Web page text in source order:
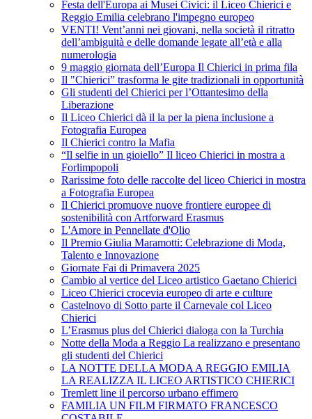
Festa dell'Europa ai Musei Civici: il Liceo Chierici e
Reggio Emilia celebrano l'impegno europeo
VENTI! Vent’anni nei giovani, nella società il ritratto
dell’ambiguità e delle domande legate all’età e alla
numerologia
9 maggio giornata dell’Europa Il Chierici in prima fila
Il "Chierici” trasforma le gite tradizionali in opportunità
Gli studenti del Chierici per l’Ottantesimo della
Liberazione
Il Liceo Chierici dà il la per la piena inclusione a
Fotografia Europea
Il Chierici contro la Mafia
“Il selfie in un gioiello” Il liceo Chierici in mostra a
Forlimpopoli
Rarissime foto delle raccolte del liceo Chierici in mostra
a Fotografia Europea
Il Chierici promuove nuove frontiere europee di
sostenibilità con Artforward Erasmus
L'Amore in Pennellate d'Olio
Il Premio Giulia Maramotti: Celebrazione di Moda,
Talento e Innovazione
Giornate Fai di Primavera 2025
Cambio al vertice del Liceo artistico Gaetano Chierici
Liceo Chierici crocevia europeo di arte e culture
Castelnovo di Sotto parte il Carnevale col Liceo
Chierici
L’Erasmus plus del Chierici dialoga con la Turchia
Notte della Moda a Reggio La realizzano e presentano
gli studenti del Chierici
LA NOTTE DELLA MODA A REGGIO EMILIA
LA REALIZZA IL LICEO ARTISTICO CHIERICI
Tremlett line il percorso urbano effimero
FAMILIA UN FILM FIRMATO FRANCESCO